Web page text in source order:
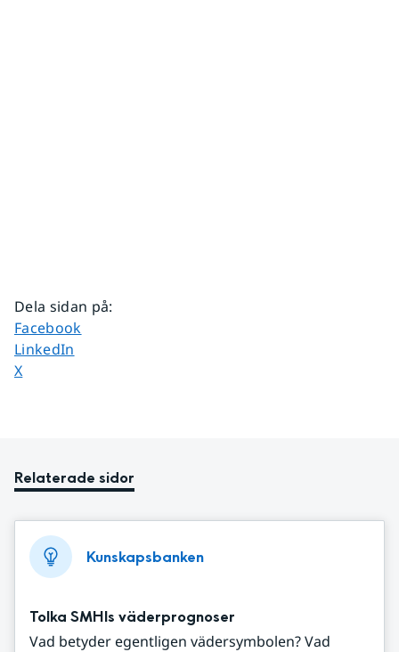
Dela sidan på:
Dela sidan på
Facebook
Dela sidan på
LinkedIn
Dela sidan på
X
Relaterade sidor
Kunskapsbanken
Tolka SMHIs väderprognoser
Vad betyder egentligen vädersymbolen? Vad